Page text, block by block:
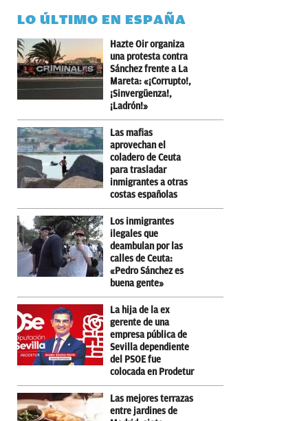
LO ÚLTIMO EN ESPAÑA
Hazte Oir organiza
una protesta contra
Sánchez frente a La
Mareta: «¡Corrupto!,
¡Sinvergüenza!,
¡Ladrón!»
Las mafias
aprovechan el
coladero de Ceuta
para trasladar
inmigrantes a otras
costas españolas
Los inmigrantes
ilegales que
deambulan por las
calles de Ceuta:
«Pedro Sánchez es
buena gente»
La hija de la ex
gerente de una
empresa pública de
Sevilla dependiente
del PSOE fue
colocada en Prodetur
Las mejores terrazas
entre jardines de